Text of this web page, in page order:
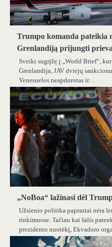
Trumpo komanda pateikia
Grenlandiją prijungti
Sveiki sugrįžę į „World Brief“,
Grenlandija, JAV dviejų
Venesuelos neapdorotas ir…
„NoBoa“ lažinasi dėl
Užsienio politika paprastai nėra
rinkimuose. Tačiau kai šalis
prezidento nuotėkį, Ekvadoro